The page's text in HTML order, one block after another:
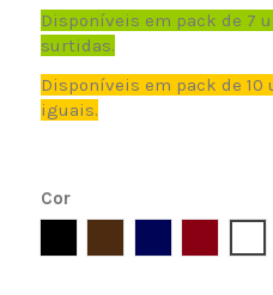
Disponíveis em pack de 7
surtidas.
Disponíveis em pack de 10
iguais.
Cor